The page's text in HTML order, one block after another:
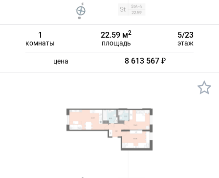
1
комнаты
22.59 м2
площадь
5/23
этаж
цена 8 613 567 ₽